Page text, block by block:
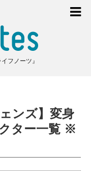
フノーツ』
ンズ】変身
ター一覧 ※